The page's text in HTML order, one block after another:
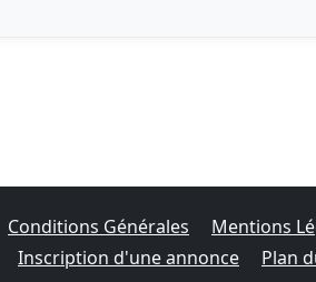
Conditions Générales
Mentions
Inscription d'une annonce
Plan